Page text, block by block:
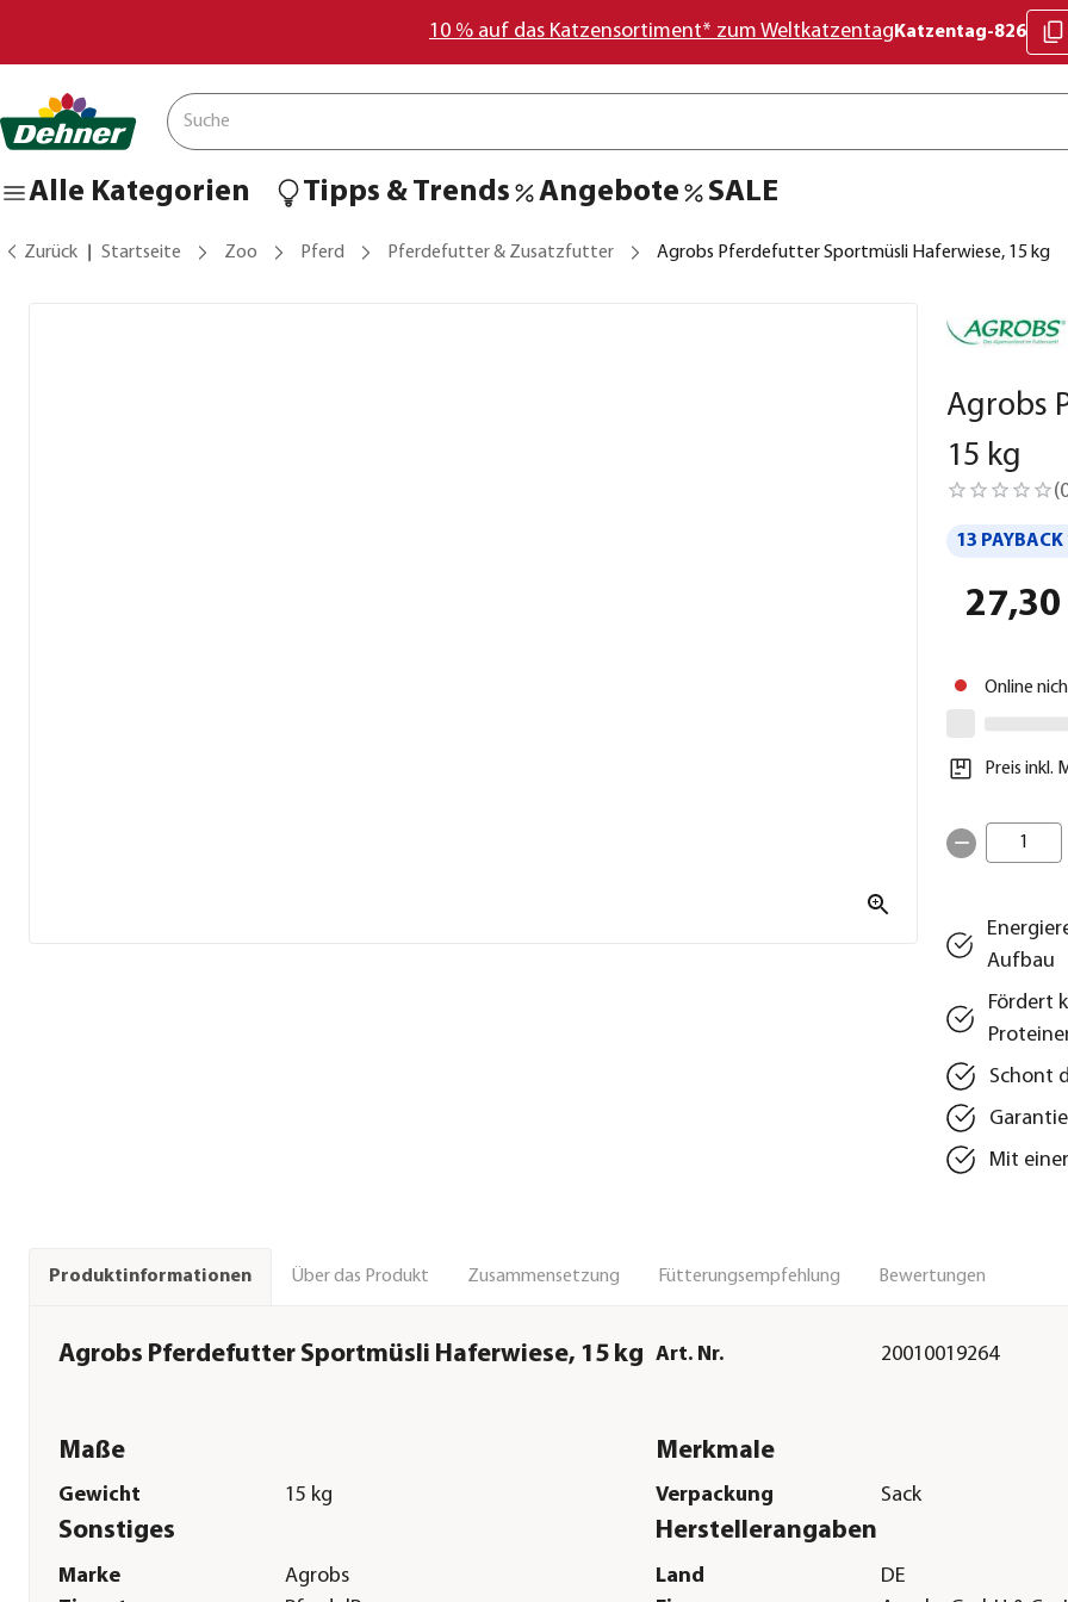
10 % auf das Katzensortiment* zum Weltkatzentag Katzentag-826
Alle Kategorien Tipps & Trends Angebote SALE
Zurück Startseite Zoo Pferd Pferdefutter & Zusatzfutter Agrobs Pferdefutter Sportmüsli Haferwiese, 15 kg
Agrobs
15 kg
(
13
27,30
Online
Preis inkl.
1
Aufbau
Fördert
Schont
Mit
Produktinformationen Über das Produkt Zusammensetzung Fütterungsempfehlung Bewertungen
Agrobs Pferdefutter Sportmüsli Haferwiese, 15 kg Art. Nr. 20010019264
Maße
Gewicht 15 kg
Merkmale
Verpackung Sack
Sonstiges
Marke
Agrobs
Herstellerangaben
Land
DE